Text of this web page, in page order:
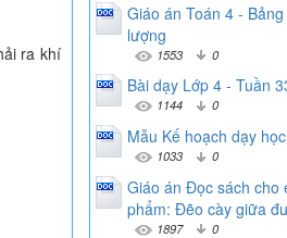
ra khí
Giáo án Toán 4 -
lượng
1553 0
Bài dạy Lớp 4 - Tuần
1144 0
Mẫu Kế hoạch dạy
1033 0
Giáo án Đọc sách cho
phẩm: Đẽo cày giữa
1897 0